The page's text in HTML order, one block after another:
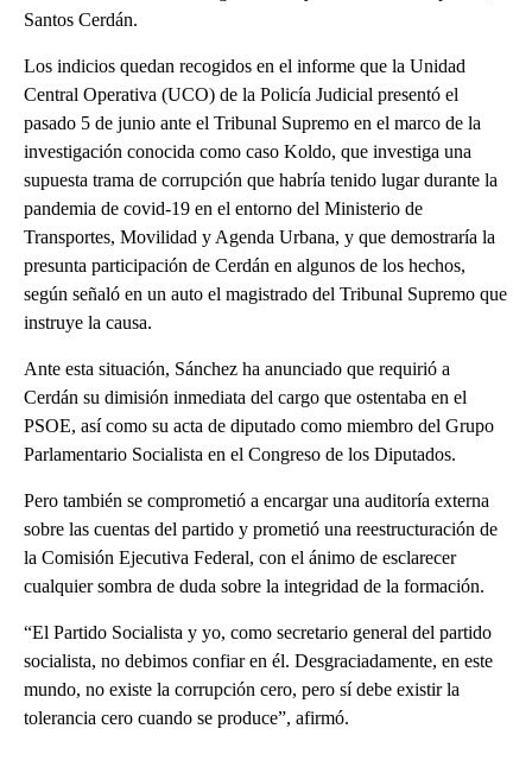
Santos Cerdán.
Los indicios quedan recogidos en el informe que la Unidad
Central Operativa (UCO) de la Policía Judicial presentó el
pasado 5 de junio ante el Tribunal Supremo en el marco de la
investigación conocida como caso Koldo, que investiga una
supuesta trama de corrupción que habría tenido lugar durante la
pandemia de covid-19 en el entorno del Ministerio de
Transportes, Movilidad y Agenda Urbana, y que demostraría la
presunta participación de Cerdán en algunos de los hechos,
según señaló en un auto el magistrado del Tribunal Supremo que
instruye la causa.
Ante esta situación, Sánchez ha anunciado que requirió a
Cerdán su dimisión inmediata del cargo que ostentaba en el
PSOE, así como su acta de diputado como miembro del Grupo
Parlamentario Socialista en el Congreso de los Diputados.
Pero también se comprometió a encargar una auditoría externa
sobre las cuentas del partido y prometió una reestructuración de
la Comisión Ejecutiva Federal, con el ánimo de esclarecer
cualquier sombra de duda sobre la integridad de la formación.
“El Partido Socialista y yo, como secretario general del partido
socialista, no debimos confiar en él. Desgraciadamente, en este
mundo, no existe la corrupción cero, pero sí debe existir la
tolerancia cero cuando se produce”, afirmó.